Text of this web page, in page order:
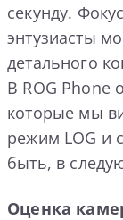
секунду.
энтузиасты
детального
В ROG Phone
которые мы
режим LOG и
быть, в
Оценка